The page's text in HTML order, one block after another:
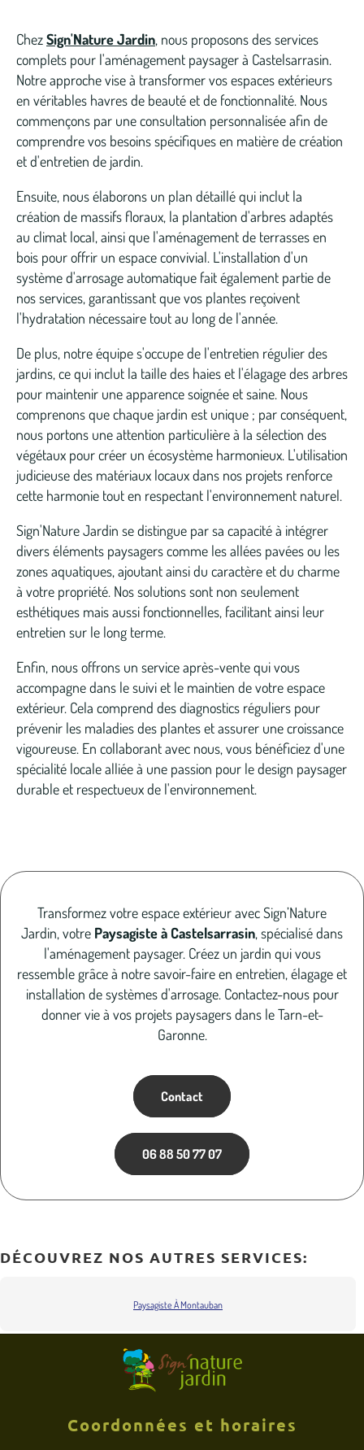
ChezSign'Nature Jardin, nous proposons des services
complets pour l'aménagement paysager à Castelsarrasin.
Notre approche vise à transformer vos espaces extérieurs
en véritables havres de beauté et de fonctionnalité. Nous
commençons par une consultation personnalisée afin de
comprendre vos besoins spécifiques en matière de création
et d'entretien de jardin.
Ensuite, nous élaborons un plan détaillé qui inclut la
création de massifs floraux, la plantation d'arbres adaptés
au climat local, ainsi que l'aménagement de terrasses en
bois pour offrir un espace convivial. L'installation d'un
système d'arrosage automatique fait également partie de
nos services, garantissant que vos plantes reçoivent
l'hydratation nécessaire tout au long de l'année.
De plus, notre équipe s'occupe de l'entretien régulier des
jardins, ce qui inclut la taille des haies et l'élagage des arbres
pour maintenir une apparence soignée et saine. Nous
comprenons que chaque jardin est unique ; par conséquent,
nous portons une attention particulière à la sélection des
végétaux pour créer un écosystème harmonieux. L'utilisation
judicieuse des matériaux locaux dans nos projets renforce
cette harmonie tout en respectant l'environnement naturel.
Sign'Nature Jardin se distingue par sa capacité à intégrer
divers éléments paysagers comme les allées pavées ou les
zones aquatiques, ajoutant ainsi du caractère et du charme
à votre propriété. Nos solutions sont non seulement
esthétiques mais aussi fonctionnelles, facilitant ainsi leur
entretien sur le long terme.
Enfin, nous offrons un service après-vente qui vous
accompagne dans le suivi et le maintien de votre espace
extérieur. Cela comprend des diagnostics réguliers pour
prévenir les maladies des plantes et assurer une croissance
vigoureuse. En collaborant avec nous, vous bénéficiez d'une
spécialité locale alliée à une passion pour le design paysager
durable et respectueux de l'environnement.
Transformez votre espace extérieur avec Sign’Nature
Jardin, votre Paysagiste à Castelsarrasin, spécialisé dans
l'aménagement paysager. Créez un jardin qui vous
ressemble grâce à notre savoir-faire en entretien, élagage et
installation de systèmes d'arrosage. Contactez-nous pour
donner vie à vos projets paysagers dans le Tarn-et-
Garonne.
Contact
06 88 50 77 07
DÉCOUVREZ NOS AUTRES SERVICES:
Paysagiste À Montauban
Coordonnées et horaires